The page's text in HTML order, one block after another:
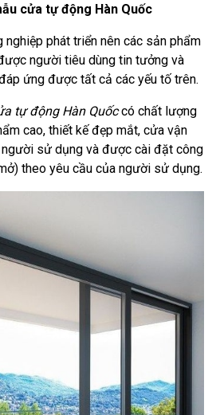
cửa tự động Hàn Quốc
nghiệp phát triển nên các sản phẩm
người tiêu dùng tin tưởng và
ứng được tất cả các yếu tố trên.
tự động Hàn Quốccó chất lượng
cao, thiết kế đẹp mắt, cửa vận
người sử dụng và được cài đặt công
theo yêu cầu của người sử dụng.